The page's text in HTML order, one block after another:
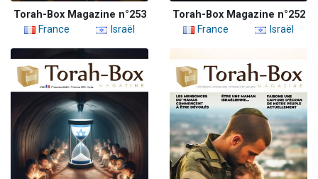
Torah-Box Magazine n°253
France
Israël
Torah-Box Magazine n°252
France
Israël